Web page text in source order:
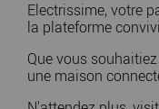
Electrissime, votre
la plateforme
Que vous
une maison